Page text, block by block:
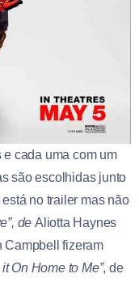
cada uma com um
são escolhidas junto
no trailer mas não
deAliotta Haynes
Campbell fizeram
it On Home to Me”, de